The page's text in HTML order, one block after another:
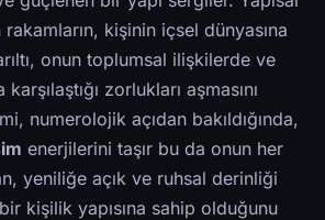
kişinin içsel dünyasına
onun toplumsal ilişkilerde ve
zorlukları aşmasını
numerolojik açıdan bakıldığında,
enerjilerini taşır bu da onun her
yeniliğe açık ve ruhsal derinliği
kişilik yapısına sahip olduğunu